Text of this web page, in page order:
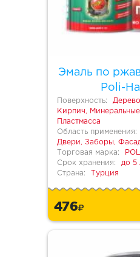
Эмаль по
Poli-
Поверхность:
Кирпич,
Пластмасса
Область применения:
Двери, Заборы,
Торговая марка:
Срок хранения:
до 5
Страна:
Турция
476